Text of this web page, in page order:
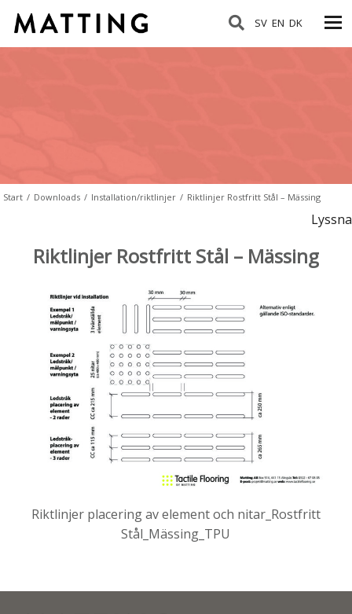
SV EN DK
Start / Downloads / Installation/riktlinjer / Riktlinjer Rostfritt Stål – Mässing
Lyssna
Riktlinjer Rostfritt Stål – Mässing
Riktlinjer placering av element och nitar_Rostfritt
Stål_Mässing_TPU